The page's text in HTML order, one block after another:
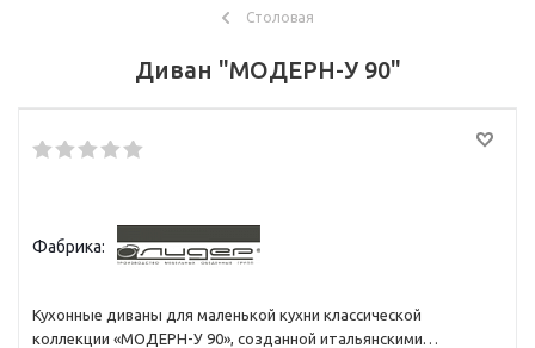
Столовая
Диван "МОДЕРН-У 90"
Фабрика:
Кухонные диваны для маленькой кухни классической
коллекции «МОДЕРН-У 90», созданной итальянскими